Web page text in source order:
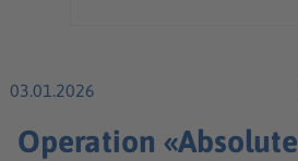
03.01.2026
Operation «Absolute